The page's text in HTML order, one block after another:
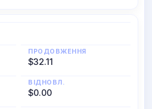
ПРОДОВЖЕННЯ
$32.11
ВІДНОВЛ.
$0.00